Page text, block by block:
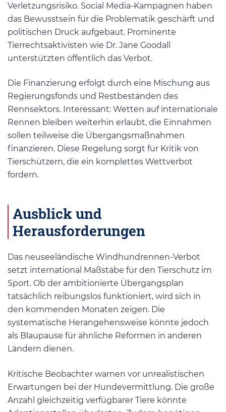
Verletzungsrisiko. Social Media-Kampagnen haben
das Bewusstsein für die Problematik geschärft und
politischen Druck aufgebaut. Prominente
Tierrechtsaktivisten wie Dr. Jane Goodall
unterstützten öffentlich das Verbot.
Die Finanzierung erfolgt durch eine Mischung aus
Regierungsfonds und Restbeständen des
Rennsektors. Interessant: Wetten auf internationale
Rennen bleiben weiterhin erlaubt, die Einnahmen
sollen teilweise die Übergangsmaßnahmen
finanzieren. Diese Regelung sorgt für Kritik von
Tierschützern, die ein komplettes Wettverbot
fordern.
Ausblick und
Herausforderungen
Das neuseeländische Windhundrennen-Verbot
setzt international Maßstäbe für den Tierschutz im
Sport. Ob der ambitionierte Übergangsplan
tatsächlich reibungslos funktioniert, wird sich in
den kommenden Monaten zeigen. Die
systematische Herangehensweise könnte jedoch
als Blaupause für ähnliche Reformen in anderen
Ländern dienen.
Kritische Beobachter warnen vor unrealistischen
Erwartungen bei der Hundevermittlung. Die große
Anzahl gleichzeitig verfügbarer Tiere könnte